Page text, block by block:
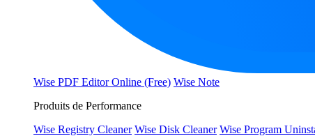
Wise PDF Editor Online (Free) Wise Note
Produits de Performance
Wise Registry Cleaner Wise Disk Cleaner Wise Program